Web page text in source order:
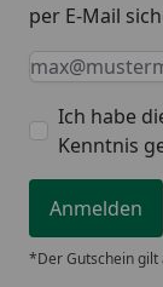
per E-Mail
Keine
Eingabe
E-Mail *
Ich habe
Kenntnis
Anmelden
*Der Gutschein gilt